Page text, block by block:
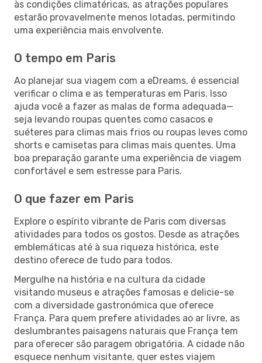
às condições climatéricas, as atrações populares
estarão provavelmente menos lotadas, permitindo
uma experiência mais envolvente.
O tempo em Paris
Ao planejar sua viagem com a eDreams, é essencial
verificar o clima e as temperaturas em Paris. Isso
ajuda você a fazer as malas de forma adequada—
seja levando roupas quentes como casacos e
suéteres para climas mais frios ou roupas leves como
shorts e camisetas para climas mais quentes. Uma
boa preparação garante uma experiência de viagem
confortável e sem estresse para Paris.
O que fazer em Paris
Explore o espírito vibrante de Paris com diversas
atividades para todos os gostos. Desde as atrações
emblemáticas até à sua riqueza histórica, este
destino oferece de tudo para todos.
Mergulhe na história e na cultura da cidade
visitando museus e atrações famosas e delicie-se
com a diversidade gastronómica que oferece
França. Para quem prefere atividades ao ar livre, as
deslumbrantes paisagens naturais que França tem
para oferecer são paragem obrigatória. A cidade não
esquece nenhum visitante, quer estes viajem